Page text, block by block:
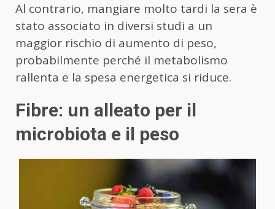
Al contrario, mangiare molto tardi la sera è
stato associato in diversi studi a un
maggior rischio di aumento di peso,
probabilmente perché il metabolismo
rallenta e la spesa energetica si riduce.
Fibre: un alleato per il
microbiota e il peso